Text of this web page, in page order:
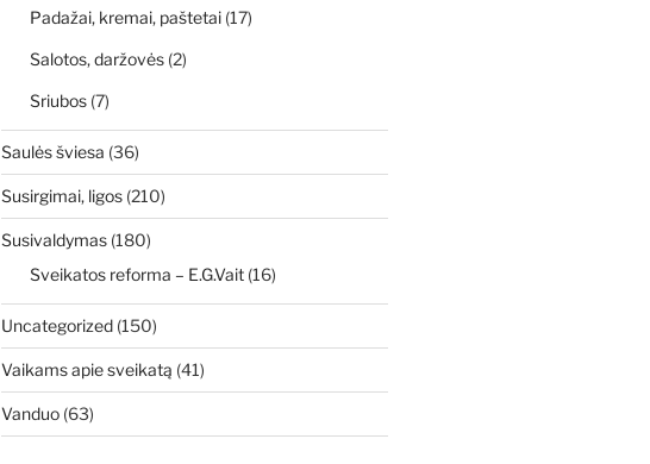
Padažai, kremai, paštetai(17)
Salotos, daržovės(2)
Sriubos(7)
Saulės šviesa (36)
Susirgimai, ligos(210)
Susivaldymas(180)
Sveikatos reforma – E.G.Vait(16)
Uncategorized(150)
Vaikams apie sveikatą (41)
Vanduo(63)